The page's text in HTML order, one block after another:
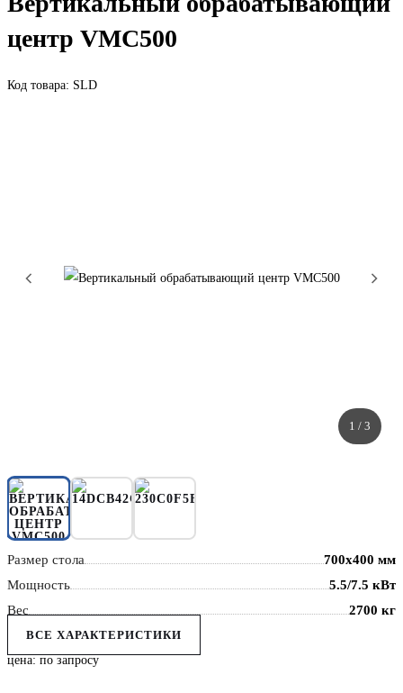
центр VMC500
Код товара: SLD
1 / 3
Размер стола
700x400 мм
Мощность
5.5/7.5 кВт
Вес
2700 кг
ВСЕ ХАРАКТЕРИСТИКИ
цена: по запросу